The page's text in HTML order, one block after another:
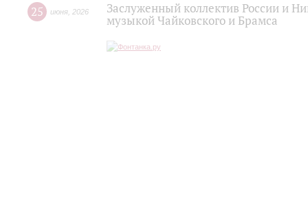
25 июня 2026
Заслуженный коллектив России и
музыкой Чайковского и Брамса